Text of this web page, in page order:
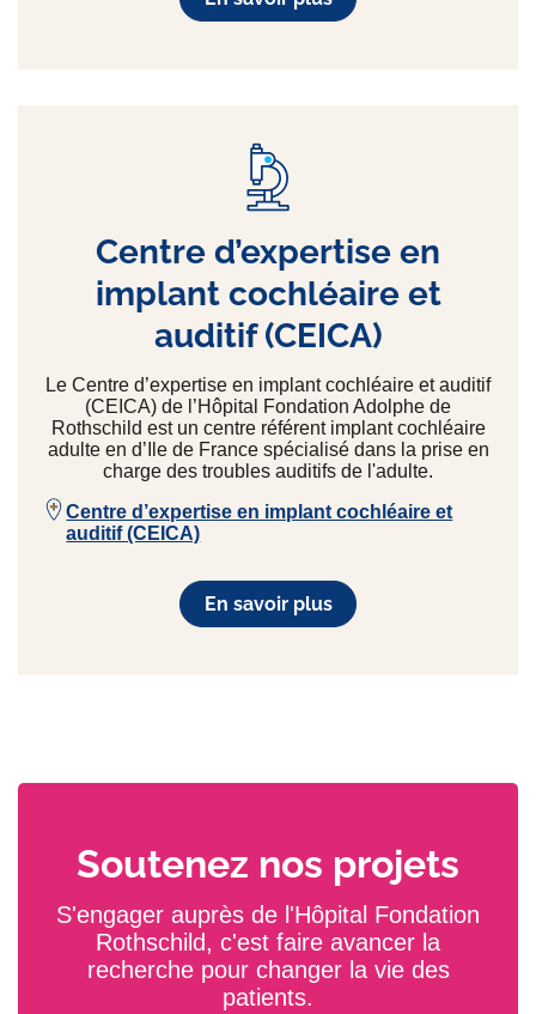
Centre d’expertise en
implant cochléaire et
auditif (CEICA)
Le Centre d’expertise en implant cochléaire et auditif
(CEICA) de l’Hôpital Fondation Adolphe de
Rothschild est un centre référent implant cochléaire
adulte en d’Ile de France spécialisé dans la prise en
charge des troubles auditifs de l'adulte.
Centre d’expertise en implant cochléaire et
auditif (CEICA)
En savoir plus
Soutenez nos projets
S'engager auprès de l'Hôpital Fondation
Rothschild, c'est faire avancer la
recherche pour changer la vie des
patients.